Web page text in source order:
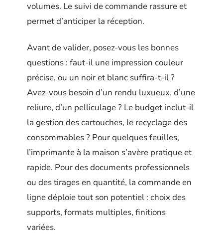
volumes. Le suivi de commande rassure et
permet d’anticiper la réception.
Avant de valider, posez-vous les bonnes
questions : faut-il une impression couleur
précise, ou un noir et blanc suffira-t-il ?
Avez-vous besoin d’un rendu luxueux, d’une
reliure, d’un pelliculage ? Le budget inclut-il
la gestion des cartouches, le recyclage des
consommables ? Pour quelques feuilles,
l’imprimante à la maison s’avère pratique et
rapide. Pour des documents professionnels
ou des tirages en quantité, la commande en
ligne déploie tout son potentiel : choix des
supports, formats multiples, finitions
variées.